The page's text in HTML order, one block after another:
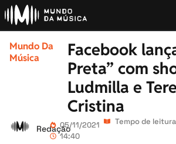
Mundo Da
Música
Facebook
Preta” com
Ludmilla e
Cristina
Redação05/11/2021
14:40
Tempo de